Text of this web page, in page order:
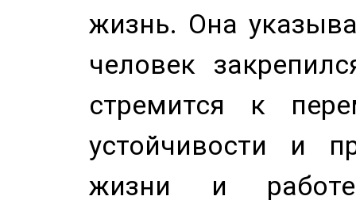
жизнь. Она
человек
стремится к
устойчивости и
жизни и